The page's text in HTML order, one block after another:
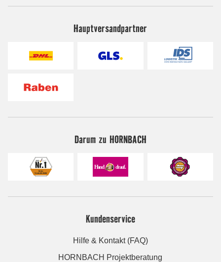
Hauptversandpartner
Darum zu HORNBACH
Kundenservice
Hilfe & Kontakt (FAQ)
HORNBACH Projektberatung